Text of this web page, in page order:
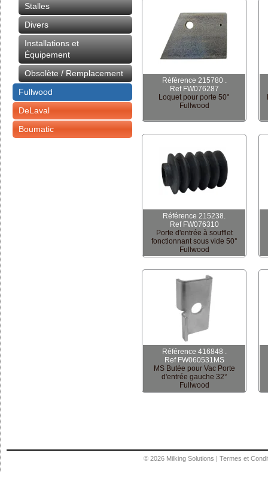
Stalles
Divers
Installations et
Équipement
Obsolète / Remplacement
Fullwood
DeLaval
Boumatic
Référence 215780 .
Ref FW076287
Loquet pour porte 50°
Fullwood
Référence 215238.
Ref FW076310
Porte d'entrée à soufflet
fonctionnant sous vide 50°
Fullwood
Référence 416848 .
Ref FW060531MS
MS Butée pour Vac Porte
d'entrée gauche 32°
Fullwood
© 2026 Milking Solutions | Termes et